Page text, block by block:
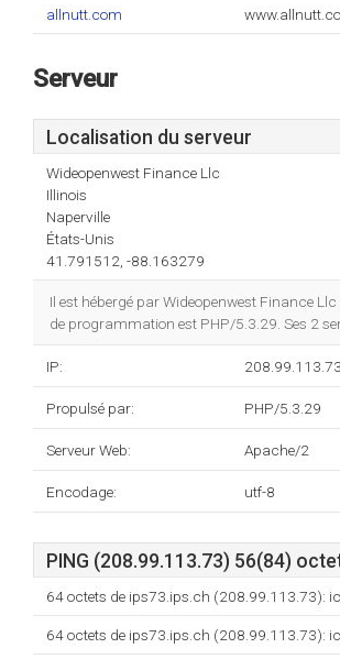
allnutt.com
Serveur
Localisation du serveur
Wideopenwest Finance Llc
Illinois
Naperville
États-Unis
41.791512, -88.163279
Il est hébergé par Wideopenwest Finance
de programmation est PHP/5.3.29. Ses 2
IP: 208.99.113.73
Propulsé par: PHP/5.3.29
Serveur Web: Apache/2
Encodage: utf-8
PING (208.99.113.73) 56(84)
64 octets de ips73.ips.ch (208.99.113.73):
64 octets de ips73.ips.ch (208.99.113.73):